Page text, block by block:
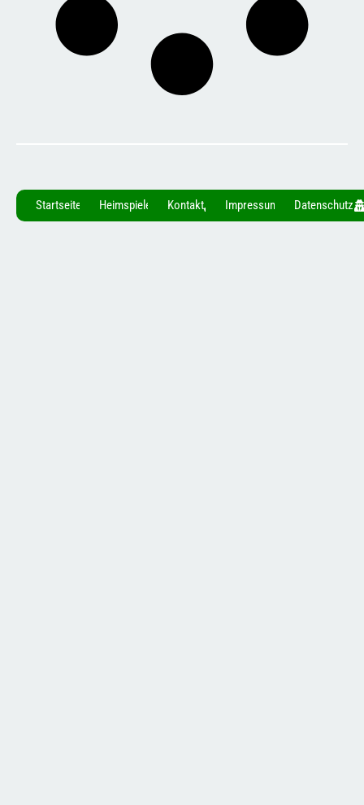
Startseite Heimspiele Kontakt Impressum Datenschutz